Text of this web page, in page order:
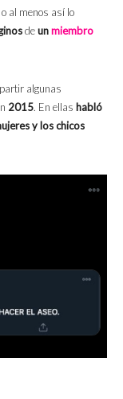
al menos así lo
deunmiembro
algunas
2015. En ellas habló
y los chicos